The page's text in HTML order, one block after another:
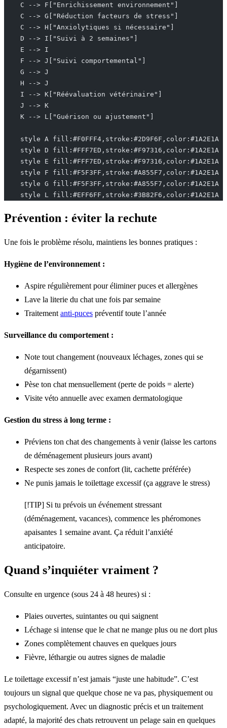
    C --> F["Enrichissement environnement"]
    C --> G["Réduction facteurs de stress"]
    C --> H["Anxiolytiques si nécessaire"]
    D --> I["Suivi à 2 semaines"]
    E --> I
    F --> J["Suivi comportemental"]
    G --> J
    H --> J
    I --> K["Réévaluation vétérinaire"]
    J --> K
    K --> L["Guérison ou ajustement"]
    style A fill:#F0FFF4,stroke:#2D9F6F,color:#1A2E1A
    style D fill:#FFF7ED,stroke:#F97316,color:#1A2E1A
    style E fill:#FFF7ED,stroke:#F97316,color:#1A2E1A
    style F fill:#F5F3FF,stroke:#A855F7,color:#1A2E1A
    style G fill:#F5F3FF,stroke:#A855F7,color:#1A2E1A
    style L fill:#EFF6FF,stroke:#3B82F6,color:#1A2E1A
Prévention : éviter la rechute
Une fois le problème résolu, maintiens les bonnes pratiques :
Hygiène de l’environnement :
Aspire régulièrement pour éliminer puces et allergènes
Lave la literie du chat une fois par semaine
Traitement anti-puces préventif toute l’année
Surveillance du comportement :
Note tout changement (nouveaux léchages, zones qui se
dégarnissent)
Pèse ton chat mensuellement (perte de poids = alerte)
Visite véto annuelle avec examen dermatologique
Gestion du stress à long terme :
Préviens ton chat des changements à venir (laisse les cartons
de déménagement plusieurs jours avant)
Respecte ses zones de confort (lit, cachette préférée)
Ne punis jamais le toilettage excessif (ça aggrave le stress)
[!TIP] Si tu prévois un événement stressant
(déménagement, vacances), commence les phéromones
apaisantes 1 semaine avant. Ça réduit l’anxiété
anticipatoire.
Quand s’inquiéter vraiment ?
Consulte en urgence (sous 24 à 48 heures) si :
Plaies ouvertes, suintantes ou qui saignent
Léchage si intense que le chat ne mange plus ou ne dort plus
Zones complètement chauves en quelques jours
Fièvre, léthargie ou autres signes de maladie
Le toilettage excessif n’est jamais “juste une habitude”. C’est
toujours un signal que quelque chose ne va pas, physiquement ou
psychologiquement. Avec un diagnostic précis et un traitement
adapté, la majorité des chats retrouvent un pelage sain en quelques